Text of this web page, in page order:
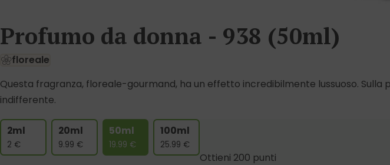
Profumo da donna - 938 (50ml)
floreale
Questa fragranza, floreale-gourmand, ha un effetto incredibilmente lussuoso.
indifferente.
2ml
2 €
20ml
9.99 €
50ml
19.99 €
100ml
25.99 €
Ottieni 200 punti